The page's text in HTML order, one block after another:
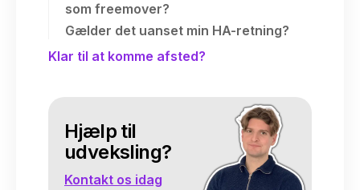
som freemover?
Gælder det uanset min HA-retning?
Klar til at komme afsted?
Hjælp til
udveksling?
Kontakt os idag